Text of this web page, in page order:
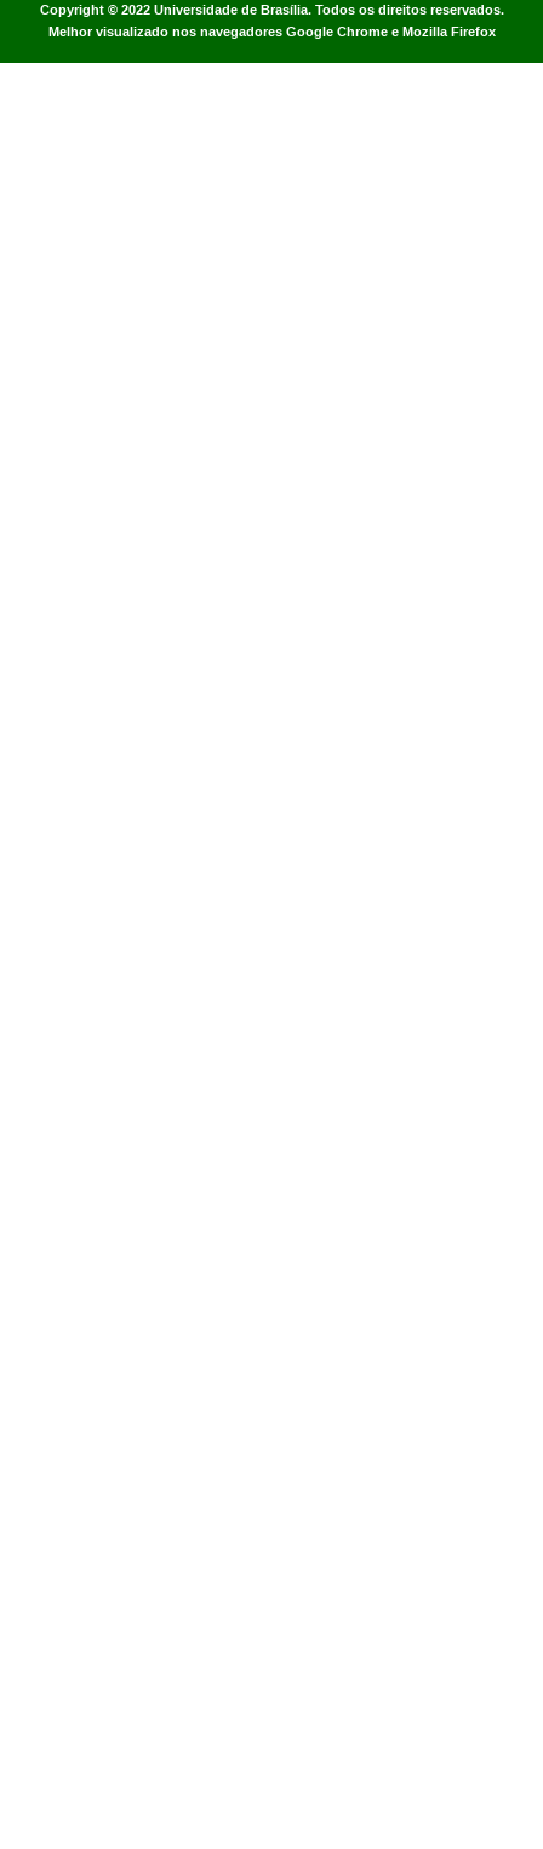
Copyright © 2022 Universidade de Brasília. Todos os direitos reservados.
Melhor visualizado nos navegadores Google Chrome e Mozilla Firefox